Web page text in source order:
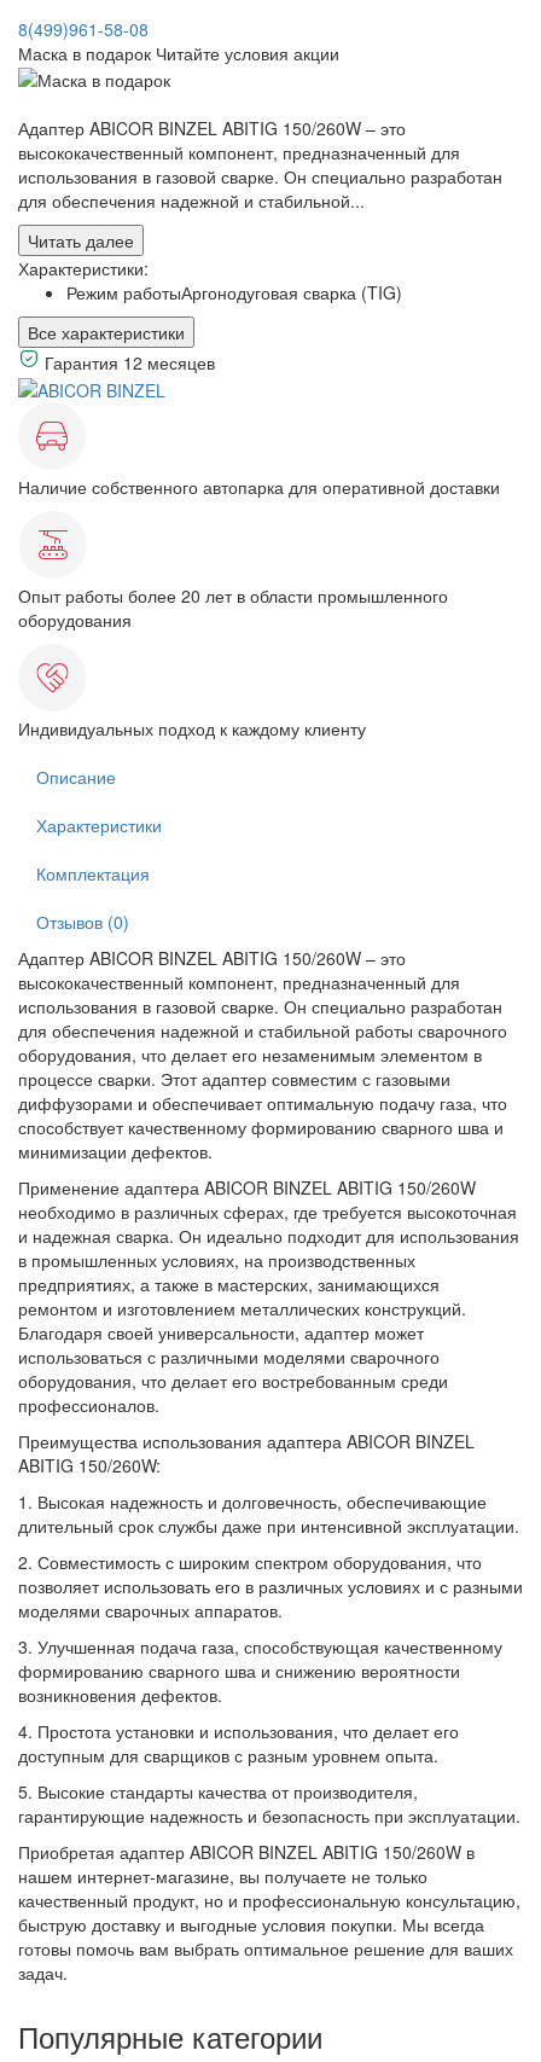
8(499)961-58-08
Маска в подарок Читайте условия акции
Адаптер ABICOR BINZEL ABITIG 150/260W – это
высококачественный компонент, предназначенный для
использования в газовой сварке. Он специально разработан
для обеспечения надежной и стабильной...
Читать далее
Характеристики:
Режим работыАргонодуговая сварка (TIG)
Все характеристики
Гарантия 12 месяцев
Наличие собственного автопарка для оперативной доставки
Опыт работы более 20 лет в области промышленного
оборудования
Индивидуальных подход к каждому клиенту
Описание
Характеристики
Комплектация
Отзывов (0)
Адаптер ABICOR BINZEL ABITIG 150/260W – это
высококачественный компонент, предназначенный для
использования в газовой сварке. Он специально разработан
для обеспечения надежной и стабильной работы сварочного
оборудования, что делает его незаменимым элементом в
процессе сварки. Этот адаптер совместим с газовыми
диффузорами и обеспечивает оптимальную подачу газа, что
способствует качественному формированию сварного шва и
минимизации дефектов.
Применение адаптера ABICOR BINZEL ABITIG 150/260W
необходимо в различных сферах, где требуется высокоточная
и надежная сварка. Он идеально подходит для использования
в промышленных условиях, на производственных
предприятиях, а также в мастерских, занимающихся
ремонтом и изготовлением металлических конструкций.
Благодаря своей универсальности, адаптер может
использоваться с различными моделями сварочного
оборудования, что делает его востребованным среди
профессионалов.
Преимущества использования адаптера ABICOR BINZEL
ABITIG 150/260W:
1. Высокая надежность и долговечность, обеспечивающие
длительный срок службы даже при интенсивной эксплуатации.
2. Совместимость с широким спектром оборудования, что
позволяет использовать его в различных условиях и с разными
моделями сварочных аппаратов.
3. Улучшенная подача газа, способствующая качественному
формированию сварного шва и снижению вероятности
возникновения дефектов.
4. Простота установки и использования, что делает его
доступным для сварщиков с разным уровнем опыта.
5. Высокие стандарты качества от производителя,
гарантирующие надежность и безопасность при эксплуатации.
Приобретая адаптер ABICOR BINZEL ABITIG 150/260W в
нашем интернет-магазине, вы получаете не только
качественный продукт, но и профессиональную консультацию,
быструю доставку и выгодные условия покупки. Мы всегда
готовы помочь вам выбрать оптимальное решение для ваших
задач.
Популярные категории